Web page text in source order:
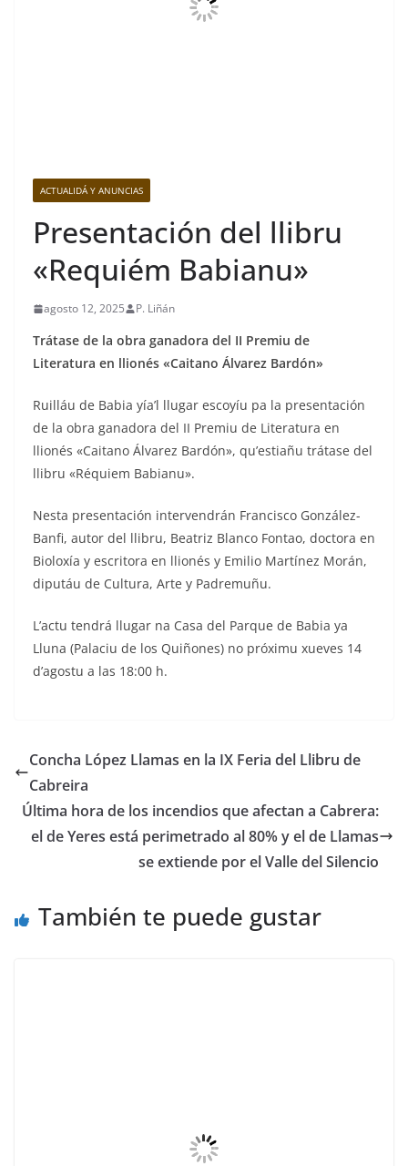
ACTUALIDÁ Y ANUNCIAS
Presentación del llibru
«Requiém Babianu»
agosto 12, 2025 P. Liñán
Trátase de la obra ganadora del II Premiu de
Literatura en llionés «Caitano Álvarez Bardón»
Ruilláu de Babia yía’l llugar escoyíu pa la presentación
de la obra ganadora del II Premiu de Literatura en
llionés «Caitano Álvarez Bardón», qu’estiañu trátase del
llibru «Réquiem Babianu».
Nesta presentación intervendrán Francisco González-
Banfi, autor del llibru, Beatriz Blanco Fontao, doctora en
Bioloxía y escritora en llionés y Emilio Martínez Morán,
diputáu de Cultura, Arte y Padremuñu.
L’actu tendrá llugar na Casa del Parque de Babia ya
Lluna (Palaciu de los Quiñones) no próximu xueves 14
d’agostu a las 18:00 h.
Concha López Llamas en la IX Feria del Llibru de
Cabreira
Última hora de los incendios que afectan a Cabrera:
el de Yeres está perimetrado al 80% y el de Llamas
se extiende por el Valle del Silencio
También te puede gustar